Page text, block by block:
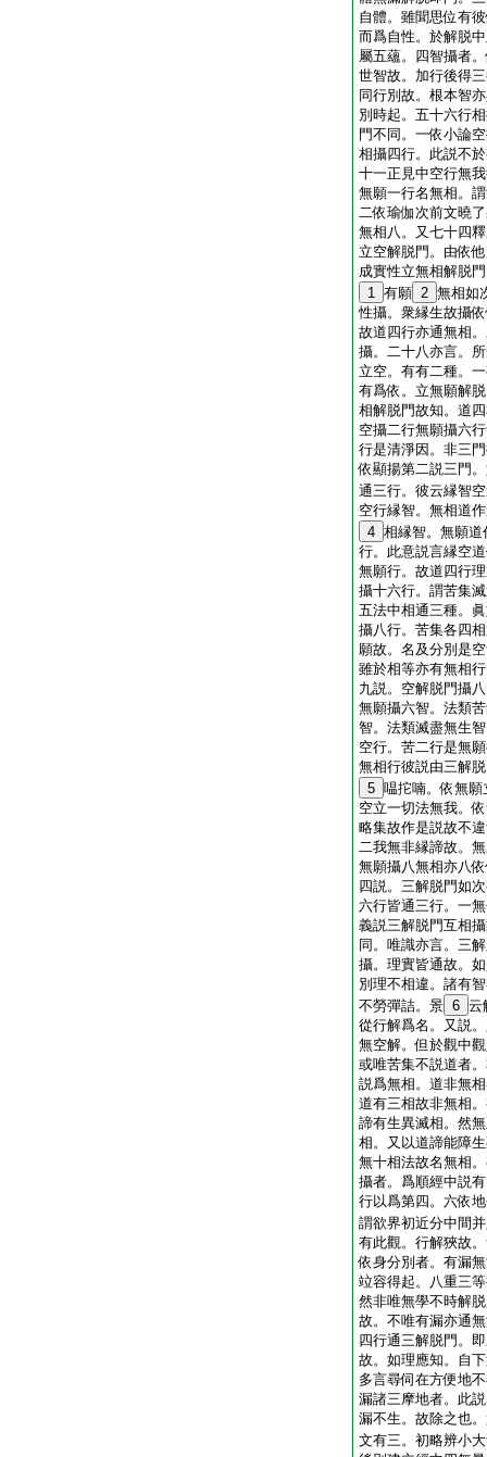
自體。雖聞思位有
而爲自性。於解脱
屬五蘊。四智攝者
世智故。加行後得
同行別故。根本智
別時起。五十六行
門不同。一依小論
相攝四行。此説不
十一正見中空行無
無願一行名無相。
二依瑜伽次前文曉
無相八。又七十四
立空解脱門。由依
成實性立無相解脱
1 有願 2 無相如
性攝。衆縁生故攝
故道四行亦通無相
攝。二十八亦言。
立空。有有二種。
有爲依。立無願解
相解脱門故知。道
空攝二行無願攝六
行是清淨因。非三
依顯揚第二説三門
通三行。彼云縁智
空行縁智。無相道
4 相縁智。無願
行。此意説言縁空
無願行。故道四行
攝十六行。謂苦集
五法中相通三種。
攝八行。苦集各四
願故。名及分別是
雖於相等亦有無相
九説。空解脱門攝
無願攝六智。法類
智。法類滅盡無生
空行。苦二行是無
無相行彼説由三解
5 嗢拕喃。依無
空立一切法無我。
略集故作是説故不
二我無非縁諦故。
無願攝八無相亦八
四説。三解脱門如
六行皆通三行。一
義説三解脱門互相
同。唯識亦言。三
攝。理實皆通故。
別理不相違。諸有
不勞彈詰。景 6 云
從行解爲名。又説
無空解。但於觀中
或唯苦集不説道者
説爲無相。道非無
道有三相故非無相
諦有生異滅相。然
相。又以道諦能障
無十相法故名無相
攝者。爲順經中説
行以爲第四。六依
謂欲界初近分中間
有此觀。行解狹故
依身分別者。有漏
竝容得起。八重三
然非唯無學不時解
故。不唯有漏亦通
四行通三解脱門。
故。如理應知。自
多言尋伺在方便地
漏諸三摩地者。此
漏不生。故除之也
文有三。初略辨小